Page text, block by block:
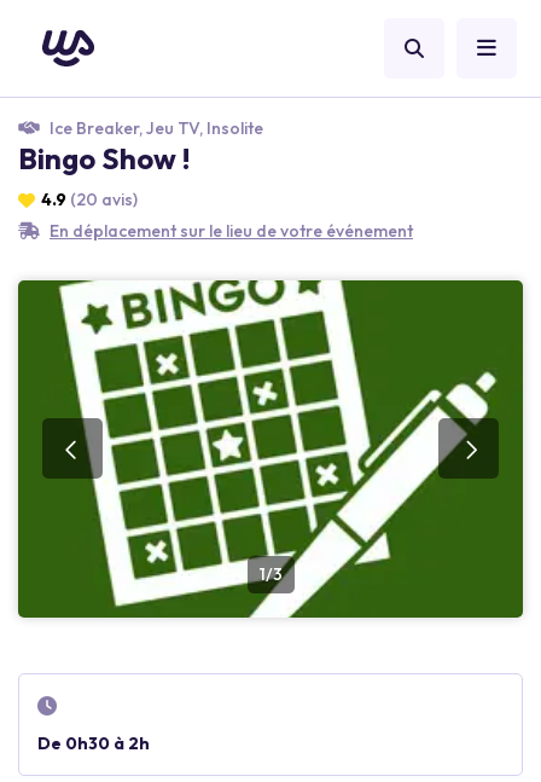
Ice Breaker, Jeu TV, Insolite
Bingo Show !
4.9 (20 avis)
En déplacement sur le lieu de votre événement
1/3
De 0h30 à 2h